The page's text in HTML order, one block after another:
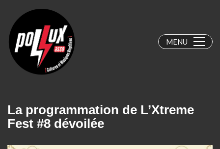
MENU
La programmation de L’Xtreme
Fest #8 dévoilée